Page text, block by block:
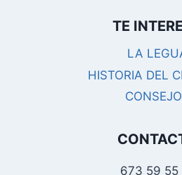
TE
LA
HISTORIA DEL
673 59 55